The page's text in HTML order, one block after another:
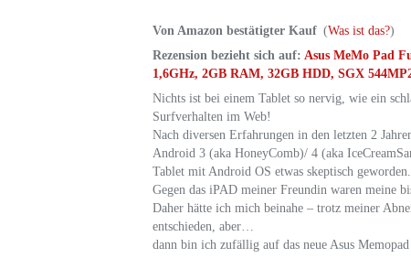
Von Amazon bestätigter Kauf (Was ist das?)
Rezension bezieht sich auf: Asus MeMo Pad
1,6GHz, 2GB RAM, 32GB HDD, SGX
Nichts ist bei einem Tablet so nervig, wie ein
Surfverhalten im Web!
Nach diversen Erfahrungen in den letzten 2
Android 3 (aka HoneyComb)/ 4 (aka
Tablet mit Android OS etwas skeptisch geworden.
Gegen das iPAD meiner Freundin waren meine
Daher hätte ich mich beinahe – trotz meiner
entschieden, aber…
dann bin ich zufällig auf das neue Asus